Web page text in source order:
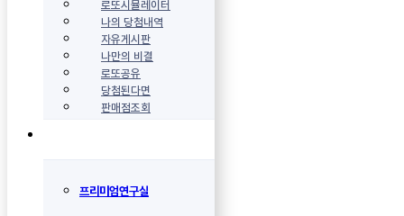
로또시뮬레이터
나의 당첨내역
자유게시판
나만의 비결
로또공유
당첨된다면
판매점조회
프리미엄연구실